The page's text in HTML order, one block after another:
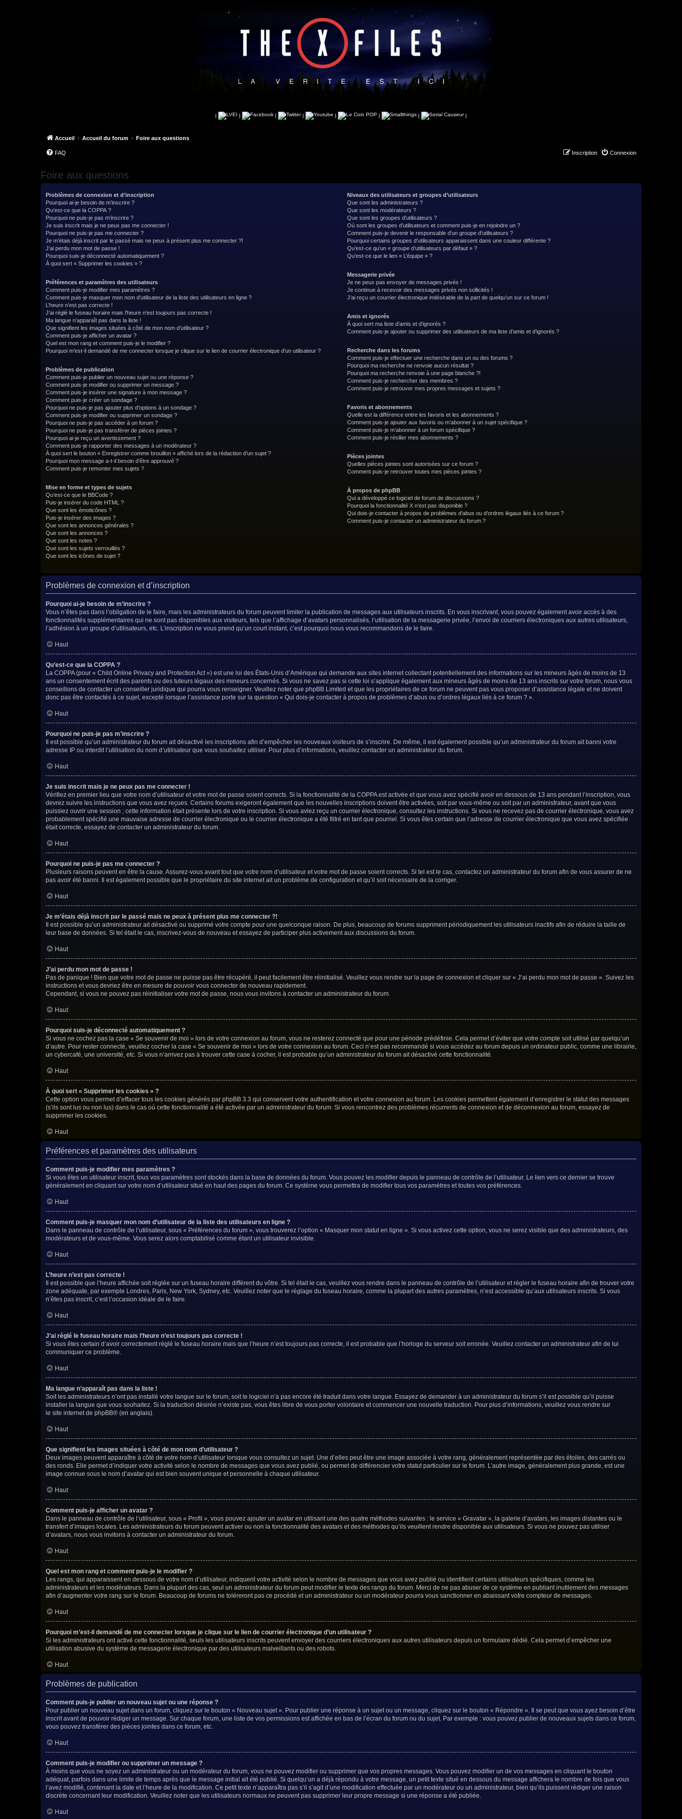
| | | | | | | |
Accueil Accueil du forum Foire aux questions
FAQ Connexion
Inscription
Foire aux questions
Problèmes de connexion et d’inscription
Pourquoi ai-je besoin de m’inscrire ?
Qu’est-ce que la COPPA ?
Pourquoi ne puis-je pas m’inscrire ?
Je suis inscrit mais je ne peux pas me connecter !
Pourquoi ne puis-je pas me connecter ?
Je m’étais déjà inscrit par le passé mais ne peux à présent plus me connecter ?!
J’ai perdu mon mot de passe !
Pourquoi suis-je déconnecté automatiquement ?
À quoi sert « Supprimer les cookies » ?
Préférences et paramètres des utilisateurs
Comment puis-je modifier mes paramètres ?
Comment puis-je masquer mon nom d’utilisateur de la liste des utilisateurs en ligne ?
L’heure n’est pas correcte !
J’ai réglé le fuseau horaire mais l’heure n’est toujours pas correcte !
Ma langue n’apparaît pas dans la liste !
Que signifient les images situées à côté de mon nom d’utilisateur ?
Comment puis-je afficher un avatar ?
Quel est mon rang et comment puis-je le modifier ?
Pourquoi m’est-il demandé de me connecter lorsque je clique sur le lien de courrier électronique d’un utilisateur ?
Problèmes de publication
Comment puis-je publier un nouveau sujet ou une réponse ?
Comment puis-je modifier ou supprimer un message ?
Comment puis-je insérer une signature à mon message ?
Comment puis-je créer un sondage ?
Pourquoi ne puis-je pas ajouter plus d’options à un sondage ?
Comment puis-je modifier ou supprimer un sondage ?
Pourquoi ne puis-je pas accéder à un forum ?
Pourquoi ne puis-je pas transférer de pièces jointes ?
Pourquoi ai-je reçu un avertissement ?
Comment puis-je rapporter des messages à un modérateur ?
À quoi sert le bouton « Enregistrer comme brouillon » affiché lors de la rédaction d’un sujet ?
Pourquoi mon message a-t-il besoin d’être approuvé ?
Comment puis-je remonter mes sujets ?
Mise en forme et types de sujets
Qu’est-ce que le BBCode ?
Puis-je insérer du code HTML ?
Que sont les émoticônes ?
Puis-je insérer des images ?
Que sont les annonces générales ?
Que sont les annonces ?
Que sont les notes ?
Que sont les sujets verrouillés ?
Que sont les icônes de sujet ?
Niveaux des utilisateurs et groupes d’utilisateurs
Que sont les administrateurs ?
Que sont les modérateurs ?
Que sont les groupes d’utilisateurs ?
Où sont les groupes d’utilisateurs et comment puis-je en rejoindre un ?
Comment puis-je devenir le responsable d’un groupe d’utilisateurs ?
Pourquoi certains groupes d’utilisateurs apparaissent dans une couleur différente ?
Qu’est-ce qu’un « groupe d’utilisateurs par défaut » ?
Qu’est-ce que le lien « L’équipe » ?
Messagerie privée
Je ne peux pas envoyer de messages privés !
Je continue à recevoir des messages privés non sollicités !
J’ai reçu un courrier électronique indésirable de la part de quelqu’un sur ce forum !
Amis et ignorés
À quoi sert ma liste d’amis et d’ignorés ?
Comment puis-je ajouter ou supprimer des utilisateurs de ma liste d’amis et d’ignorés ?
Recherche dans les forums
Comment puis-je effectuer une recherche dans un ou des forums ?
Pourquoi ma recherche ne renvoie aucun résultat ?
Pourquoi ma recherche renvoie à une page blanche ?!
Comment puis-je rechercher des membres ?
Comment puis-je retrouver mes propres messages et sujets ?
Favoris et abonnements
Quelle est la différence entre les favoris et les abonnements ?
Comment puis-je ajouter aux favoris ou m’abonner à un sujet spécifique ?
Comment puis-je m’abonner à un forum spécifique ?
Comment puis-je résilier mes abonnements ?
Pièces jointes
Quelles pièces jointes sont autorisées sur ce forum ?
Comment puis-je retrouver toutes mes pièces jointes ?
À propos de phpBB
Qui a développé ce logiciel de forum de discussions ?
Pourquoi la fonctionnalité X n’est pas disponible ?
Qui dois-je contacter à propos de problèmes d’abus ou d’ordres légaux liés à ce forum ?
Comment puis-je contacter un administrateur du forum ?
Problèmes de connexion et d’inscription
Pourquoi ai-je besoin de m’inscrire ?
Vous n’êtes pas dans l’obligation de le faire, mais les administrateurs du forum peuvent limiter la publication de messages aux utilisateurs inscrits. En vous inscrivant, vous pouvez également avoir accès à des
fonctionnalités supplémentaires qui ne sont pas disponibles aux visiteurs, tels que l’affichage d’avatars personnalisés, l’utilisation de la messagerie privée, l’envoi de courriers électroniques aux autres utilisateurs,
l’adhésion à un groupe d’utilisateurs, etc. L’inscription ne vous prend qu’un court instant, c’est pourquoi nous vous recommandons de le faire.
Haut
Qu’est-ce que la COPPA ?
La COPPA (pour « Child Online Privacy and Protection Act ») est une loi des États-Unis d’Amérique qui demande aux sites internet collectant potentiellement des informations sur les mineurs âgés de moins de 13
ans un consentement écrit des parents ou des tuteurs légaux des mineurs concernés. Si vous ne savez pas si cette loi s’applique également aux mineurs âgés de moins de 13 ans inscrits sur votre forum, nous vous
conseillons de contacter un conseiller juridique qui pourra vous renseigner. Veuillez noter que phpBB Limited et que les propriétaires de ce forum ne peuvent pas vous proposer d’assistance légale et ne doivent
donc pas être contactés à ce sujet, excepté lorsque l’assistance porte sur la question « Qui dois-je contacter à propos de problèmes d’abus ou d’ordres légaux liés à ce forum ? ».
Haut
Pourquoi ne puis-je pas m’inscrire ?
Il est possible qu’un administrateur du forum ait désactivé les inscriptions afin d’empêcher les nouveaux visiteurs de s’inscrire. De même, il est également possible qu’un administrateur du forum ait banni votre
adresse IP ou interdit l’utilisation du nom d’utilisateur que vous souhaitez utiliser. Pour plus d’informations, veuillez contacter un administrateur du forum.
Haut
Je suis inscrit mais je ne peux pas me connecter !
Vérifiez en premier lieu que votre nom d’utilisateur et votre mot de passe soient corrects. Si la fonctionnalité de la COPPA est activée et que vous avez spécifié avoir en dessous de 13 ans pendant l’inscription, vous
devrez suivre les instructions que vous avez reçues. Certains forums exigeront également que les nouvelles inscriptions doivent être activées, soit par vous-même ou soit par un administrateur, avant que vous
puissiez ouvrir une session ; cette information était présente lors de votre inscription. Si vous aviez reçu un courrier électronique, consultez les instructions. Si vous ne recevez pas de courrier électronique, vous avez
probablement spécifié une mauvaise adresse de courrier électronique ou le courrier électronique a été filtré en tant que pourriel. Si vous êtes certain que l’adresse de courrier électronique que vous avez spécifiée
était correcte, essayez de contacter un administrateur du forum.
Haut
Pourquoi ne puis-je pas me connecter ?
Plusieurs raisons peuvent en être la cause. Assurez-vous avant tout que votre nom d’utilisateur et votre mot de passe soient corrects. Si tel est le cas, contactez un administrateur du forum afin de vous assurer de ne
pas avoir été banni. Il est également possible que le propriétaire du site internet ait un problème de configuration et qu’il soit nécessaire de la corriger.
Haut
Je m’étais déjà inscrit par le passé mais ne peux à présent plus me connecter ?!
Il est possible qu’un administrateur ait désactivé ou supprimé votre compte pour une quelconque raison. De plus, beaucoup de forums suppriment périodiquement les utilisateurs inactifs afin de réduire la taille de
leur base de données. Si tel était le cas, inscrivez-vous de nouveau et essayez de participer plus activement aux discussions du forum.
Haut
J’ai perdu mon mot de passe !
Pas de panique ! Bien que votre mot de passe ne puisse pas être récupéré, il peut facilement être réinitialisé. Veuillez vous rendre sur la page de connexion et cliquer sur « J’ai perdu mon mot de passe ». Suivez les
instructions et vous devriez être en mesure de pouvoir vous connecter de nouveau rapidement.
Cependant, si vous ne pouvez pas réinitialiser votre mot de passe, nous vous invitons à contacter un administrateur du forum.
Haut
Pourquoi suis-je déconnecté automatiquement ?
Si vous ne cochez pas la case « Se souvenir de moi » lors de votre connexion au forum, vous ne resterez connecté que pour une période prédéfinie. Cela permet d’éviter que votre compte soit utilisé par quelqu’un
d’autre. Pour rester connecté, veuillez cocher la case « Se souvenir de moi » lors de votre connexion au forum. Ceci n’est pas recommandé si vous accédez au forum depuis un ordinateur public, comme une librairie,
un cybercafé, une université, etc. Si vous n’arrivez pas à trouver cette case à cocher, il est probable qu’un administrateur du forum ait désactivé cette fonctionnalité.
Haut
À quoi sert « Supprimer les cookies » ?
Cette option vous permet d’effacer tous les cookies générés par phpBB 3.3 qui conservent votre authentification et votre connexion au forum. Les cookies permettent également d’enregistrer le statut des messages
(s’ils sont lus ou non lus) dans le cas où cette fonctionnalité a été activée par un administrateur du forum. Si vous rencontrez des problèmes récurrents de connexion et de déconnexion au forum, essayez de
supprimer les cookies.
Haut
Préférences et paramètres des utilisateurs
Comment puis-je modifier mes paramètres ?
Si vous êtes un utilisateur inscrit, tous vos paramètres sont stockés dans la base de données du forum. Vous pouvez les modifier depuis le panneau de contrôle de l’utilisateur. Le lien vers ce dernier se trouve
généralement en cliquant sur votre nom d’utilisateur situé en haut des pages du forum. Ce système vous permettra de modifier tous vos paramètres et toutes vos préférences.
Haut
Comment puis-je masquer mon nom d’utilisateur de la liste des utilisateurs en ligne ?
Dans le panneau de contrôle de l’utilisateur, sous « Préférences du forum », vous trouverez l’option « Masquer mon statut en ligne ». Si vous activez cette option, vous ne serez visible que des administrateurs, des
modérateurs et de vous-même. Vous serez alors comptabilisé comme étant un utilisateur invisible.
Haut
L’heure n’est pas correcte !
Il est possible que l’heure affichée soit réglée sur un fuseau horaire différent du vôtre. Si tel était le cas, veuillez vous rendre dans le panneau de contrôle de l’utilisateur et régler le fuseau horaire afin de trouver votre
zone adéquate, par exemple Londres, Paris, New York, Sydney, etc. Veuillez noter que le réglage du fuseau horaire, comme la plupart des autres paramètres, n’est accessible qu’aux utilisateurs inscrits. Si vous
n’êtes pas inscrit, c’est l’occasion idéale de le faire.
Haut
J’ai réglé le fuseau horaire mais l’heure n’est toujours pas correcte !
Si vous êtes certain d’avoir correctement réglé le fuseau horaire mais que l’heure n’est toujours pas correcte, il est probable que l’horloge du serveur soit erronée. Veuillez contacter un administrateur afin de lui
communiquer ce problème.
Haut
Ma langue n’apparaît pas dans la liste !
Soit les administrateurs n’ont pas installé votre langue sur le forum, soit le logiciel n’a pas encore été traduit dans votre langue. Essayez de demander à un administrateur du forum s’il est possible qu’il puisse
installer la langue que vous souhaitez. Si la traduction désirée n’existe pas, vous êtes libre de vous porter volontaire et commencer une nouvelle traduction. Pour plus d’informations, veuillez vous rendre sur
le site internet de phpBB® (en anglais).
Haut
Que signifient les images situées à côté de mon nom d’utilisateur ?
Deux images peuvent apparaître à côté de votre nom d’utilisateur lorsque vous consultez un sujet. Une d’elles peut être une image associée à votre rang, généralement représentée par des étoiles, des carrés ou
des ronds. Elle permet d’indiquer votre activité selon le nombre de messages que vous avez publié, ou permet de différencier votre statut particulier sur le forum. L’autre image, généralement plus grande, est une
image connue sous le nom d’avatar qui est bien souvent unique et personnelle à chaque utilisateur.
Haut
Comment puis-je afficher un avatar ?
Dans le panneau de contrôle de l’utilisateur, sous « Profil », vous pouvez ajouter un avatar en utilisant une des quatre méthodes suivantes : le service « Gravatar », la galerie d’avatars, les images distantes ou le
transfert d’images locales. Les administrateurs du forum peuvent activer ou non la fonctionnalité des avatars et des méthodes qu’ils veuillent rendre disponible aux utilisateurs. Si vous ne pouvez pas utiliser
d’avatars, nous vous invitons à contacter un administrateur du forum.
Haut
Quel est mon rang et comment puis-je le modifier ?
Les rangs, qui apparaissent en dessous de votre nom d’utilisateur, indiquent votre activité selon le nombre de messages que vous avez publié ou identifient certains utilisateurs spécifiques, comme les
administrateurs et les modérateurs. Dans la plupart des cas, seul un administrateur du forum peut modifier le texte des rangs du forum. Merci de ne pas abuser de ce système en publiant inutilement des messages
afin d’augmenter votre rang sur le forum. Beaucoup de forums ne toléreront pas ce procédé et un administrateur ou un modérateur pourra vous sanctionner en abaissant votre compteur de messages.
Haut
Pourquoi m’est-il demandé de me connecter lorsque je clique sur le lien de courrier électronique d’un utilisateur ?
Si les administrateurs ont activé cette fonctionnalité, seuls les utilisateurs inscrits peuvent envoyer des courriers électroniques aux autres utilisateurs depuis un formulaire dédié. Cela permet d’empêcher une
utilisation abusive du système de messagerie électronique par des utilisateurs malveillants ou des robots.
Haut
Problèmes de publication
Comment puis-je publier un nouveau sujet ou une réponse ?
Pour publier un nouveau sujet dans un forum, cliquez sur le bouton « Nouveau sujet ». Pour publier une réponse à un sujet ou un message, cliquez sur le bouton « Répondre ». Il se peut que vous ayez besoin d’être
inscrit avant de pouvoir rédiger un message. Sur chaque forum, une liste de vos permissions est affichée en bas de l’écran du forum ou du sujet. Par exemple : vous pouvez publier de nouveaux sujets dans ce forum,
vous pouvez transférer des pièces jointes dans ce forum, etc.
Haut
Comment puis-je modifier ou supprimer un message ?
À moins que vous ne soyez un administrateur ou un modérateur du forum, vous ne pouvez modifier ou supprimer que vos propres messages. Vous pouvez modifier un de vos messages en cliquant le bouton
adéquat, parfois dans une limite de temps après que le message initial ait été publié. Si quelqu’un a déjà répondu à votre message, un petit texte situé en dessous du message affichera le nombre de fois que vous
l’avez modifié, contenant la date et l’heure de la modification. Ce petit texte n’apparaîtra pas s’il s’agit d’une modification effectuée par un modérateur ou un administrateur, bien qu’ils puissent rédiger une raison
discrète concernant leur modification. Veuillez noter que les utilisateurs normaux ne peuvent pas supprimer leur propre message si une réponse a été publiée.
Haut